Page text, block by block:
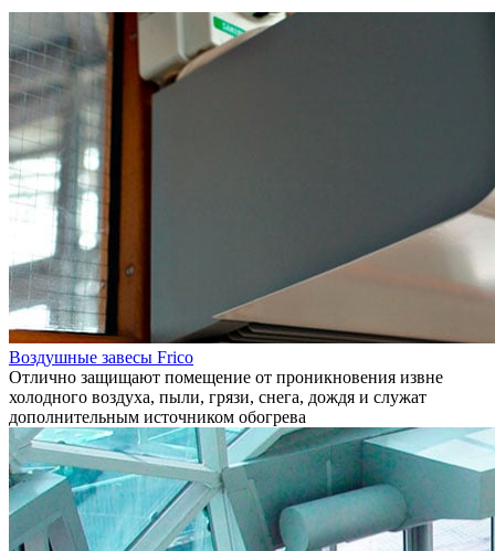
Воздушные завесы Frico
Отлично защищают помещение от проникновения извне
холодного воздуха, пыли, грязи, снега, дождя и служат
дополнительным источником обогрева